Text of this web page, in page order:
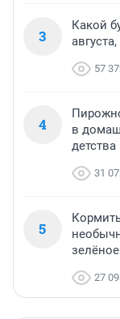
3
Какой
57
4
в
детства
31
5
27